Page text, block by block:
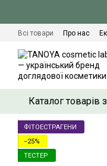
Всі товари Про нас
Каталог товарів
ФІТОЕСТРАГЕНИ
−25%
ТЕСТЕР